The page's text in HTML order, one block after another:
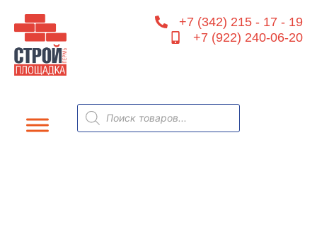
содержимому
+7 (342) 215 - 17 - 19
+7 (922) 240-06-20
Поиск
товаров